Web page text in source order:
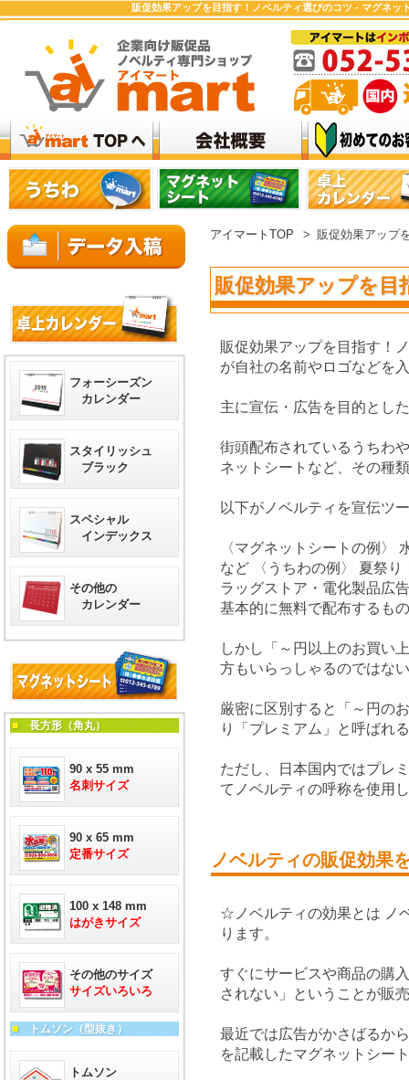
販促効果アップを目指す！ノベルティ選びのコツ - マグネ
アイマートTOP > 販促効果アップ
販促効果アップを
販促効果アップを目指す！
が自社の名前やロゴなどを
主に宣伝・広告を目的とし
街頭配布されているうちわ
ネットシートなど、その種
以下がノベルティを宣伝ツ
〈マグネットシートの例
など 〈うちわの例〉 夏祭
ラッグストア・電化製品広
基本的に無料で配布するも
しかし「～円以上のお買い
方もいらっしゃるのではな
厳密に区別すると「～円の
り「プレミアム」と呼ばれ
ただし、日本国内ではプレ
てノベルティの呼称を使用
ノベルティの販促効果
☆ノベルティの効果とは ノ
ります。
すぐにサービスや商品の購
されない」ということが販
最近では広告がかさばるか
を記載したマグネットシー
フォーシーズン
カレンダー
スタイリッシュ
ブラック
スペシャル
インデックス
その他の
カレンダー
■長方形（角丸）
90 x 55 mm
名刺サイズ
90 x 65 mm
定番サイズ
100 x 148 mm
はがきサイズ
その他のサイズ
サイズいろいろ
■トムソン（型抜き）
トムソン